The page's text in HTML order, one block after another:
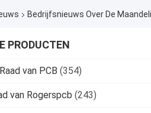
Bedrijfsnieuws Over De
PRODUCTEN
van PCB (354)
van Rogerspcb (243)